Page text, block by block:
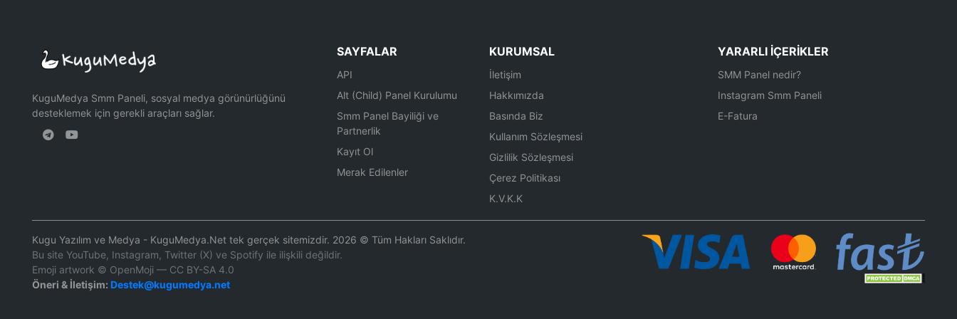
KuguMedya Smm Paneli, sosyal medya görünürlüğünü
desteklemek için gerekli araçları sağlar.
SAYFALAR
API
Alt (Child) Panel Kurulumu
Smm Panel Bayiliği ve
Partnerlik
Kayıt Ol
Merak Edilenler
KURUMSAL
İletişim
Hakkımızda
Basında Biz
Kullanım Sözleşmesi
Gizlilik Sözleşmesi
Çerez Politikası
K.V.K.K
YARARLI İÇERIKLER
SMM Panel nedir?
Instagram Smm Paneli
E-Fatura
Kugu Yazılım ve Medya - KuguMedya.Net tek gerçek sitemizdir. 2026 © Tüm Hakları Saklıdır.
Bu site YouTube, Instagram, Twitter (X) ve Spotify ile ilişkili değildir.
Emoji artwork © OpenMoji — CC BY-SA 4.0
Öneri & İletişim: Destek@kugumedya.net